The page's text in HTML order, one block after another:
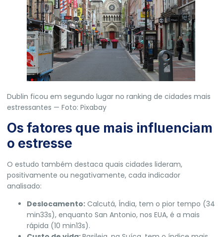
Dublin ficou em segundo lugar no ranking de cidades mais
estressantes — Foto: Pixabay
Os fatores que mais influenciam
o estresse
O estudo também destaca quais cidades lideram,
positivamente ou negativamente, cada indicador
analisado:
Deslocamento: Calcutá, Índia, tem o pior tempo (34
min33s), enquanto San Antonio, nos EUA, é a mais
rápida (10 min13s).